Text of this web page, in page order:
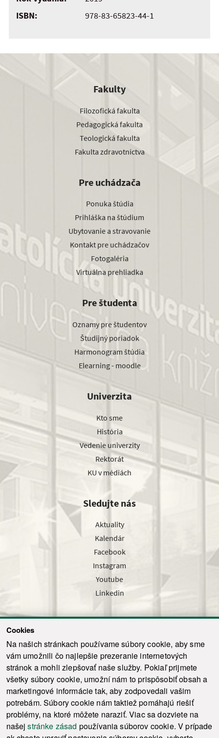
Cookies
Na našich stránkach používame súbory cookie, aby sme
vám umožnili čo najlepšie prezeranie internetových
stránok a mohli zlepšovať naše služby. Pokiaľ prijmete
všetky súbory cookie, umožní nám to prispôsobiť obsah a
marketingové informácie tak, aby zodpovedali vašim
potrebám. Súbory cookie nám taktiež pomáhajú riešiť
problémy, na ktoré môžete naraziť. Viac sa dozviete na
našejstránke zásad používania súborov cookie. V prípade
ISBN:
978-83-65823-44-1
Fakulty
Filozofická fakulta
Pedagogická fakulta
Teologická fakulta
Fakulta zdravotníctva
Pre uchádzača
Ponuka štúdia
Prihláška na štúdium
Ubytovanie a stravovanie
Kontakt pre uchádzačov
Fotogaléria
Virtuálna prehliadka
Pre študenta
Oznamy pre študentov
Študijný poriadok
Harmonogram štúdia
Elearning - moodle
Univerzita
Kto sme
História
Vedenie univerzity
Rektorát
KU v médiách
Sledujte nás
Aktuality
Kalendár
Facebook
Instagram
Youtube
Linkedin
Odoslať
© 2021-2026 ku.sk. Všetky práva vyhradené. | Ochrana osobných údajov